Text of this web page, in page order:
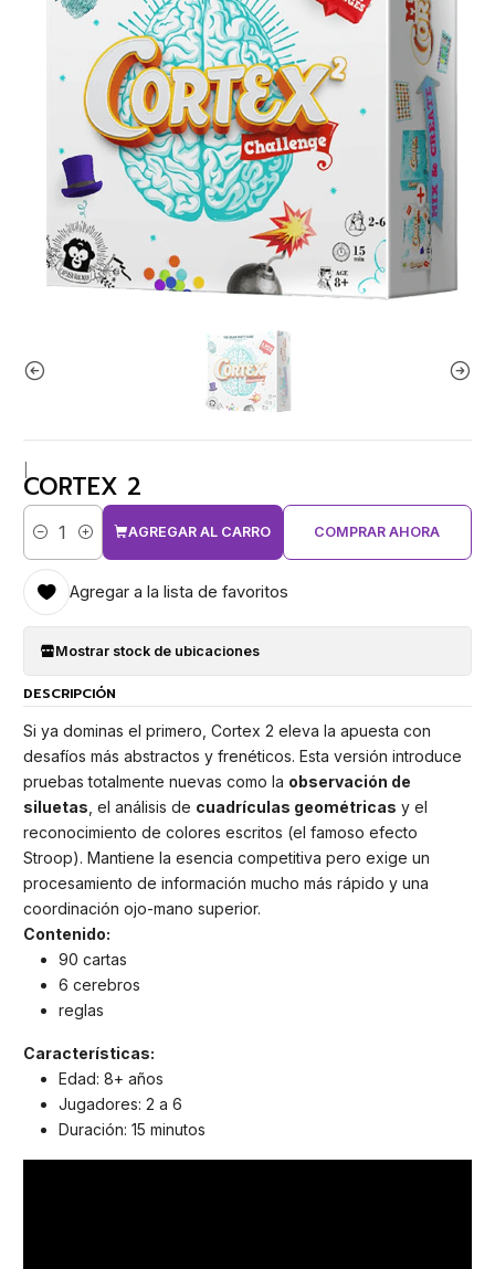
CORTEX 2
Cantidad
AGREGAR AL CARRO COMPRAR AHORA
Agregar a la lista de favoritos
Mostrar stock de ubicaciones
DESCRIPCIÓN
Si ya dominas el primero, Cortex 2 eleva la apuesta con
desafíos más abstractos y frenéticos. Esta versión introduce
pruebas totalmente nuevas como la observación de
siluetas , el análisis de cuadrículas geométricas y el
reconocimiento de colores escritos (el famoso efecto
Stroop). Mantiene la esencia competitiva pero exige un
procesamiento de información mucho más rápido y una
coordinación ojo-mano superior.
Contenido:
90 cartas
6 cerebros
reglas
Características:
Edad: 8+ años
Jugadores: 2 a 6
Duración: 15 minutos